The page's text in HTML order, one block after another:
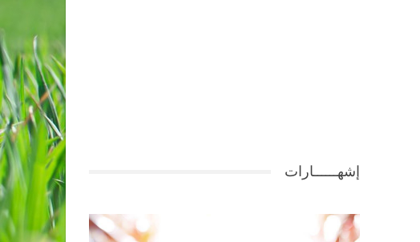
إشهــــــارات